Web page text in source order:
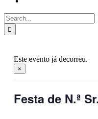
Search
for:
Este evento já decorreu.
×
Festa de N.ª